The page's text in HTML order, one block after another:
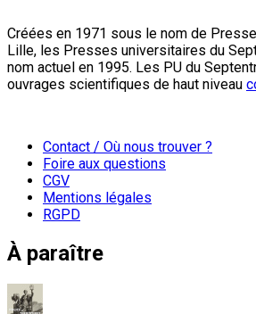
Créées en 1971 sous le nom de
Lille, les Presses universitaires du
nom actuel en 1995. Les PU du
ouvrages scientifiques de haut niveau
Contact / Où nous trouver ?
Foire aux questions
CGV
Mentions légales
RGPD
À paraître